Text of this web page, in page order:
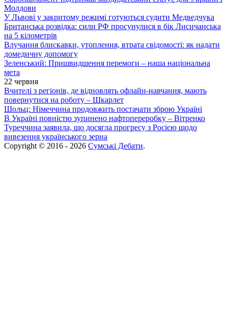
Молдови
У Львові у закритому режимі готуються судити Медведчука
Британська розвідка: сили РФ просунулися в бік Лисичанська
на 5 кілометрів
Влучання блискавки, утоплення, втрата свідомості: як надати
домедичну допомогу
Зеленський: Пришвидшення перемоги – наша національна
мета
22 червня
Вчителі з регіонів, де відновлять офлайн-навчання, мають
повернутися на роботу – Шкарлет
Шольц: Німеччина продовжить постачати зброю Україні
В Україні повністю зупинено нафтопереробку – Вітренко
Туреччина заявила, що досягла прогресу з Росією щодо
вивезення українського зерна
Copyright © 2016 - 2026 Сумські Дебати.